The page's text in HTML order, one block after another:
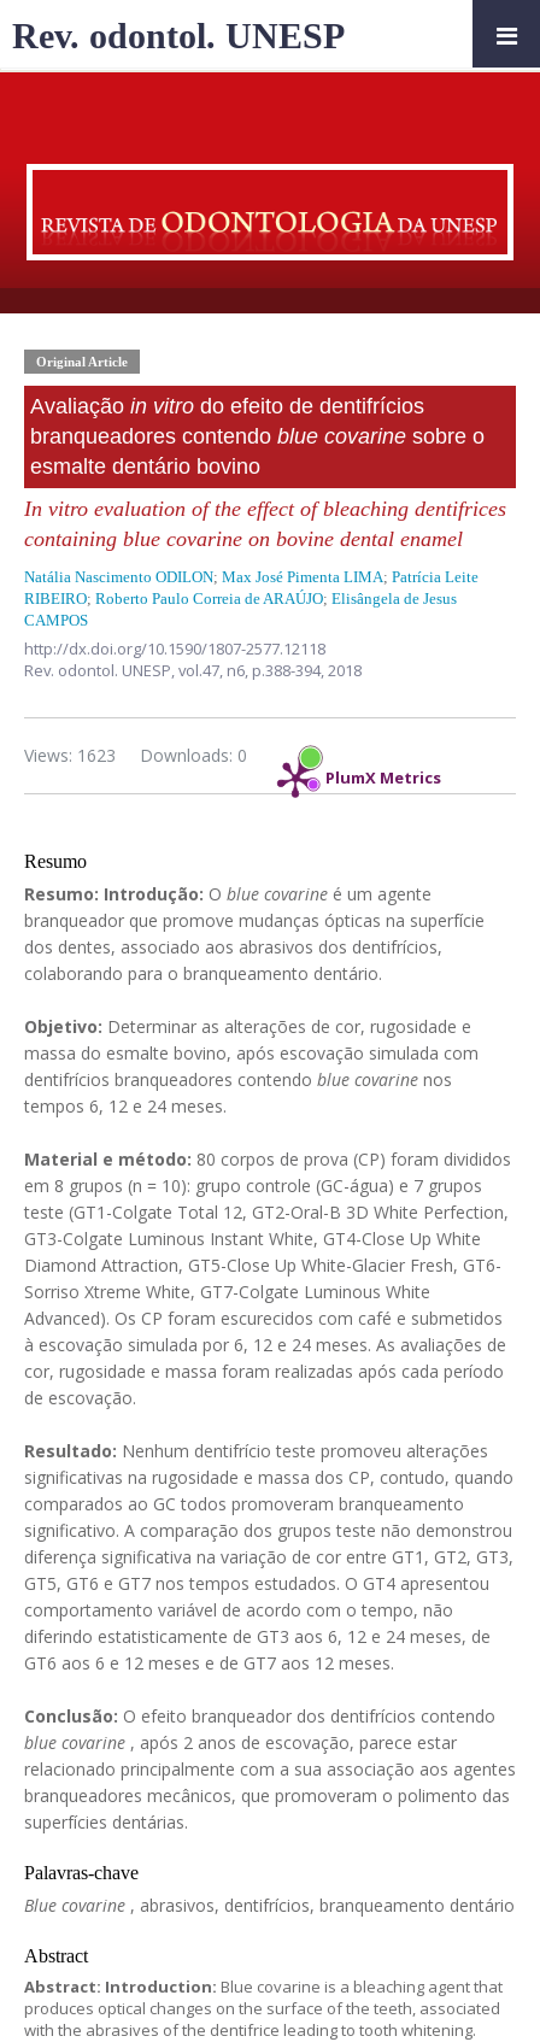
Original Article
Avaliação in vitro do efeito de dentifrícios
branqueadores contendo blue covarine sobre o
esmalte dentário bovino
In vitro evaluation of the effect of bleaching dentifrices
containing blue covarine on bovine dental enamel
Natália Nascimento ODILON; Max José Pimenta LIMA; Patrícia Leite
RIBEIRO; Roberto Paulo Correia de ARAÚJO; Elisângela de Jesus
CAMPOS
http://dx.doi.org/10.1590/1807-2577.12118
Rev. odontol. UNESP,vol.47, n6, p.388-394, 2018
PlumX Metrics
Downloads: 0
Views: 1623
Resumo
Resumo: Introdução: O blue covarine é um agente
branqueador que promove mudanças ópticas na superfície
dos dentes, associado aos abrasivos dos dentifrícios,
colaborando para o branqueamento dentário.
Objetivo: Determinar as alterações de cor, rugosidade e
massa do esmalte bovino, após escovação simulada com
dentifrícios branqueadores contendo blue covarine nos
tempos 6, 12 e 24 meses.
Material e método: 80 corpos de prova (CP) foram divididos
em 8 grupos (n = 10): grupo controle (GC-água) e 7 grupos
teste (GT1-Colgate Total 12, GT2-Oral-B 3D White Perfection,
GT3-Colgate Luminous Instant White, GT4-Close Up White
Diamond Attraction, GT5-Close Up White-Glacier Fresh, GT6-
Sorriso Xtreme White, GT7-Colgate Luminous White
Advanced). Os CP foram escurecidos com café e submetidos
à escovação simulada por 6, 12 e 24 meses. As avaliações de
cor, rugosidade e massa foram realizadas após cada período
de escovação.
Resultado: Nenhum dentifrício teste promoveu alterações
significativas na rugosidade e massa dos CP, contudo, quando
comparados ao GC todos promoveram branqueamento
significativo. A comparação dos grupos teste não demonstrou
diferença significativa na variação de cor entre GT1, GT2, GT3,
GT5, GT6 e GT7 nos tempos estudados. O GT4 apresentou
comportamento variável de acordo com o tempo, não
diferindo estatisticamente de GT3 aos 6, 12 e 24 meses, de
GT6 aos 6 e 12 meses e de GT7 aos 12 meses.
Conclusão: O efeito branqueador dos dentifrícios contendo
blue covarine , após 2 anos de escovação, parece estar
relacionado principalmente com a sua associação aos agentes
branqueadores mecânicos, que promoveram o polimento das
superfícies dentárias.
Palavras-chave
Blue covarine , abrasivos, dentifrícios, branqueamento dentário
Abstract
Abstract: Introduction: Blue covarine is a bleaching agent that
produces optical changes on the surface of the teeth, associated
with the abrasives of the dentifrice leading to tooth whitening.
Rev. odontol. UNESP